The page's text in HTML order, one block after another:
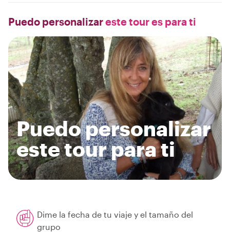
Puedo personalizareste tour es para ti
Puedo personalizar
este tour para ti
Dime la fecha de tu viaje y el tamaño del
grupo